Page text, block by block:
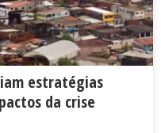
estratégias
da crise